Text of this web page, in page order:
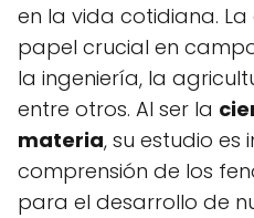
en la vida cotidiana.
papel crucial en
la ingeniería, la
entre otros. Al ser la
materia, su estudio
comprensión de los
para el desarrollo de